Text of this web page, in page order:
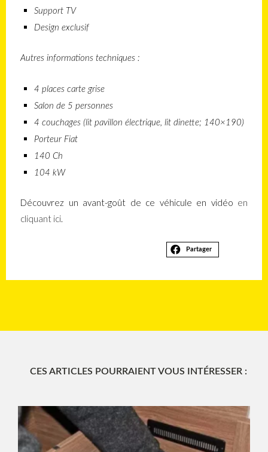
Support TV
Design exclusif
Autres informations techniques :
4 places carte grise
Salon de 5 personnes
4 couchages (lit pavillon électrique, lit dinette; 140×190)
Porteur Fiat
140 Ch
104 kW
Découvrez un avant-goût de ce véhicule en vidéo en
cliquant ici.
Partager
CES ARTICLES POURRAIENT VOUS INTÉRESSER :